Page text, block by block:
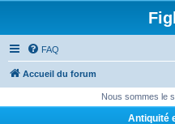
FAQ
Accueil du forum
Nous sommes le
Antiquité